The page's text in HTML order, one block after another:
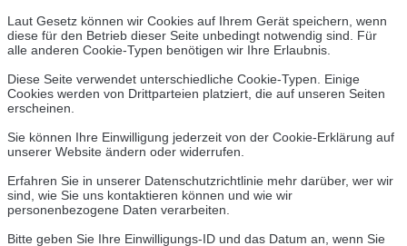
Laut Gesetz können wir Cookies auf Ihrem Gerät speichern, wenn
diese für den Betrieb dieser Seite unbedingt notwendig sind. Für
alle anderen Cookie-Typen benötigen wir Ihre Erlaubnis.
Diese Seite verwendet unterschiedliche Cookie-Typen. Einige
Cookies werden von Drittparteien platziert, die auf unseren Seiten
erscheinen.
Sie können Ihre Einwilligung jederzeit von der Cookie-Erklärung auf
unserer Website ändern oder widerrufen.
Erfahren Sie in unserer Datenschutzrichtlinie mehr darüber, wer wir
sind, wie Sie uns kontaktieren können und wie wir
personenbezogene Daten verarbeiten.
Bitte geben Sie Ihre Einwilligungs-ID und das Datum an, wenn Sie